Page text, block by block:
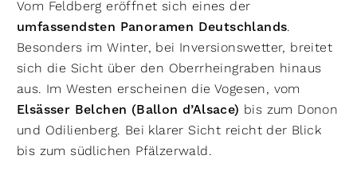
Vom Feldberg eröffnet sich eines der
umfassendsten Panoramen Deutschlands.
Besonders im Winter, bei Inversionswetter, breitet
sich die Sicht über den Oberrheingraben hinaus
aus. Im Westen erscheinen die Vogesen, vom
Elsässer Belchen (Ballon d’Alsace) bis zum Donon
und Odilienberg. Bei klarer Sicht reicht der Blick
bis zum südlichen Pfälzerwald.